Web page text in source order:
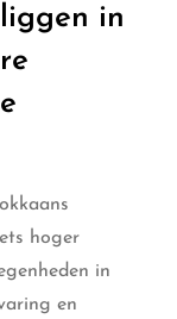
in
hoger
in
en